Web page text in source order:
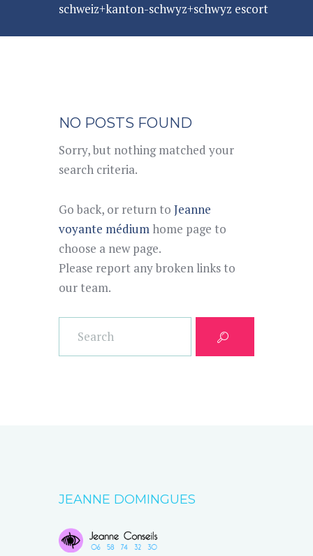
schweiz+kanton-schwyz+schwyz escort
NO POSTS FOUND
Sorry, but nothing matched your
search criteria.
Go back, or return to Jeanne
voyante médium home page to
choose a new page.
Please report any broken links to
our team.
JEANNE DOMINGUES